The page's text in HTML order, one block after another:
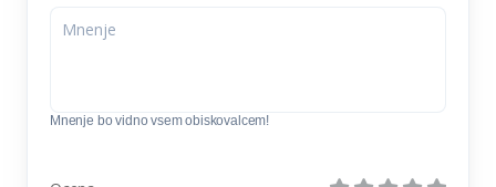
Mnenje bo vidno vsem obiskovalcem!